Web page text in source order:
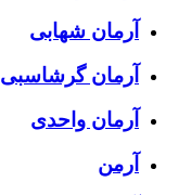
آرمان شهابی
آرمان گرشاسبی
آرمان واحدی
آرمن